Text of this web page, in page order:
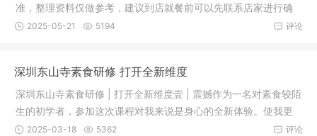
准，整理资料仅做参考，建议到店就餐前可以先联系店家进行确
认。（排
评论
2025-05-21 5194
深圳东山寺素食研修 打开全新维度
深圳东山寺素食研修 | 打开全新维度壹 | 震撼作为一名对素食较陌
生的初学者，参加这次课程对我来说是身心的全新体验。使我更
深入
评论
2025-03-18 5362